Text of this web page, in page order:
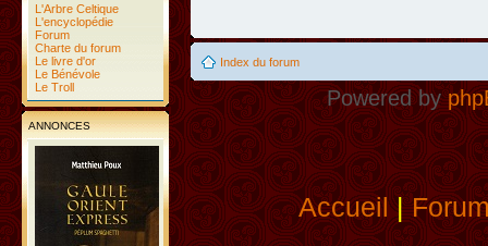
L'Arbre Celtique
L'encyclopédie
Forum
Charte du forum
Le livre d'or
Le Bénévole
Le Troll
ANNONCES
Index du forum
Powered by
Accueil|